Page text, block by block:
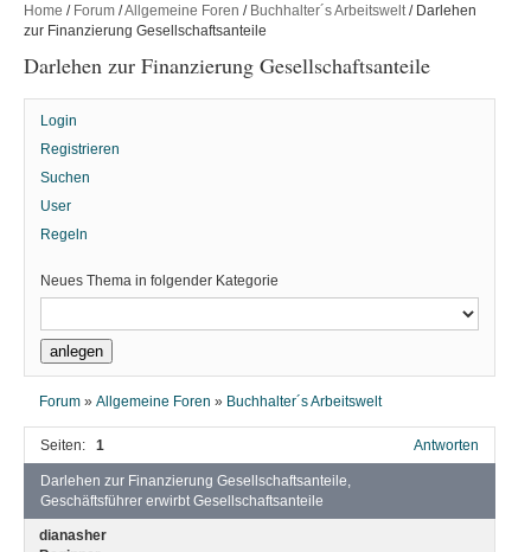
Home / Forum /Allgemeine Foren / Buchhalter´s Arbeitswelt/ Darlehen
zur Finanzierung Gesellschaftsanteile
Darlehen zur Finanzierung Gesellschaftsanteile
Login
Registrieren
Suchen
User
Regeln
Neues Thema in folgender Kategorie
Forum »Allgemeine Foren » Buchhalter´s Arbeitswelt
Seiten: 1 Antworten
Darlehen zur Finanzierung Gesellschaftsanteile,
Geschäftsführer erwirbt Gesellschaftsanteile
dianasher